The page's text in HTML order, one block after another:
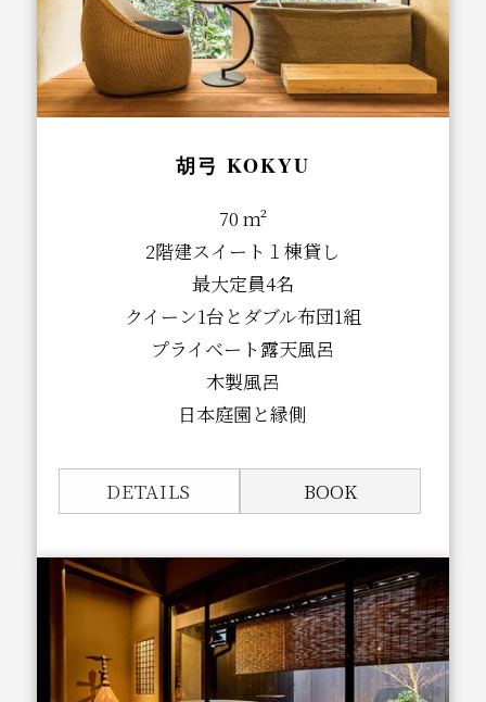
胡弓 KOKYU
70 m²
2階建スイート１棟貸し
最大定員4名
クイーン1台とダブル布団1組
プライベート露天風呂
木製風呂
日本庭園と縁側
DETAILS BOOK